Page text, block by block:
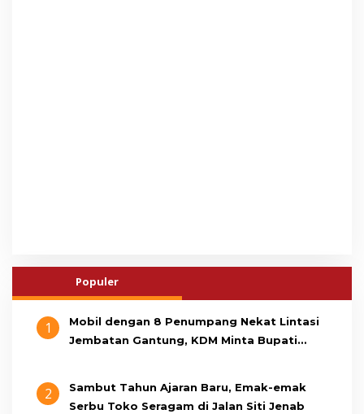
Populer
1
Mobil dengan 8 Penumpang Nekat Lintasi
Jembatan Gantung, KDM Minta Bupati
2
Sambut Tahun Ajaran Baru, Emak-emak
Serbu Toko Seragam di Jalan Siti Jenab